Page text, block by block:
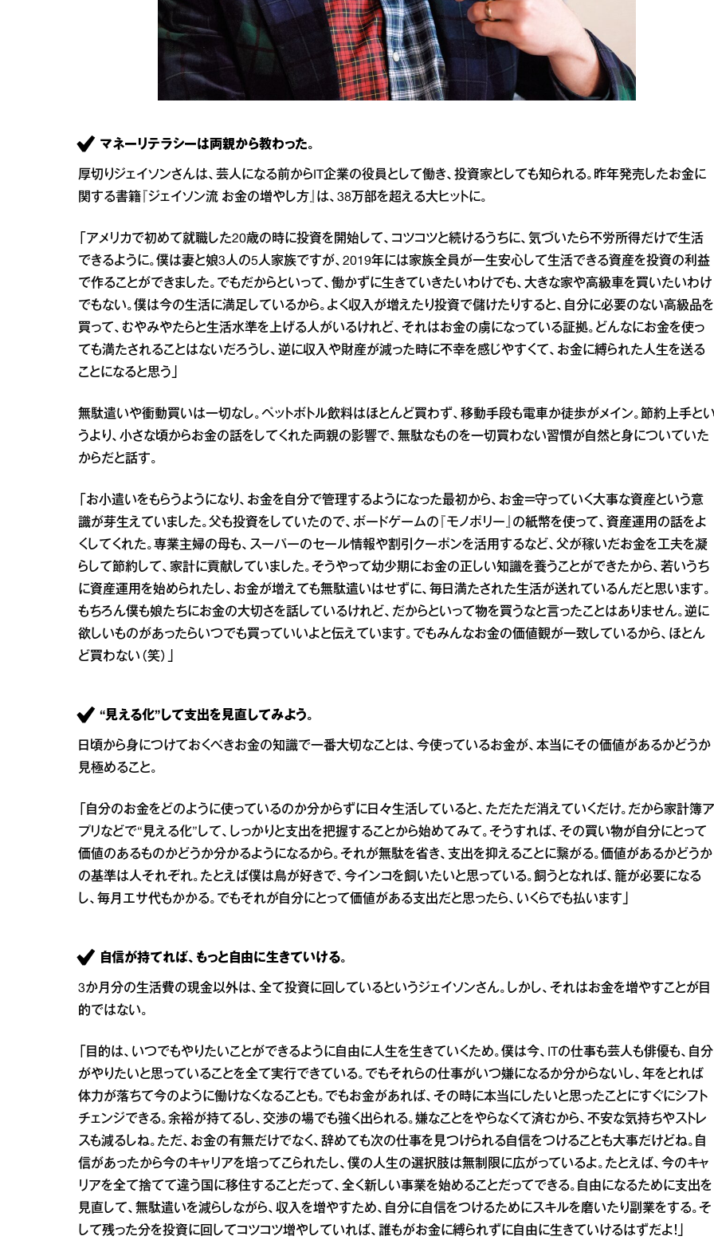
マネーリテラシーは両親から教わった。
厚切りジェイソンさんは、芸人になる前からIT企業の役員として働き、投資家としても知られる。昨年発売したお金に
関する書籍『ジェイソン流 お金の増やし方』は、38万部を超える大ヒットに。
「アメリカで初めて就職した20歳の時に投資を開始して、コツコツと続けるうちに、気づいたら不労所得だけで生活
できるように。僕は妻と娘3人の5人家族ですが、2019年には家族全員が一生安心して生活できる資産を投資の利益
で作ることができました。でもだからといって、働かずに生きていきたいわけでも、大きな家や高級車を買いたいわけ
でもない。僕は今の生活に満足しているから。よく収入が増えたり投資で儲けたりすると、自分に必要のない高級品を
買って、むやみやたらと生活水準を上げる人がいるけれど、それはお金の虜になっている証拠。どんなにお金を使っ
ても満たされることはないだろうし、逆に収入や財産が減った時に不幸を感じやすくて、お金に縛られた人生を送る
ことになると思う」
無駄遣いや衝動買いは一切なし。ペットボトル飲料はほとんど買わず、移動手段も電車か徒歩がメイン。節約上手と
うより、小さな頃からお金の話をしてくれた両親の影響で、無駄なものを一切買わない習慣が自然と身についていた
からだと話す。
「お小遣いをもらうようになり、お金を自分で管理するようになった最初から、お金＝守っていく大事な資産という意
識が芽生えていました。父も投資をしていたので、ボードゲームの『モノポリー』の紙幣を使って、資産運用の話をよ
くしてくれた。専業主婦の母も、スーパーのセール情報や割引クーポンを活用するなど、父が稼いだお金を工夫を凝
らして節約して、家計に貢献していました。そうやって幼少期にお金の正しい知識を養うことができたから、若いうち
に資産運用を始められたし、お金が増えても無駄遣いはせずに、毎日満たされた生活が送れているんだと思います。
もちろん僕も娘たちにお金の大切さを話しているけれど、だからといって物を買うなと言ったことはありません。逆に
欲しいものがあったらいつでも買っていいよと伝えています。でもみんなお金の価値観が一致しているから、ほとん
ど買わない（笑）」
“見える化”して支出を見直してみよう。
日頃から身につけておくべきお金の知識で一番大切なことは、今使っているお金が、本当にその価値があるかどうか
見極めること。
「自分のお金をどのように使っているのか分からずに日々生活していると、ただただ消えていくだけ。だから家計簿ア
プリなどで“見える化”して、しっかりと支出を把握することから始めてみて。そうすれば、その買い物が自分にとって
価値のあるものかどうか分かるようになるから。それが無駄を省き、支出を抑えることに繋がる。価値があるかどうか
の基準は人それぞれ。たとえば僕は鳥が好きで、今インコを飼いたいと思っている。飼うとなれば、籠が必要になる
し、毎月エサ代もかかる。でもそれが自分にとって価値がある支出だと思ったら、いくらでも払います」
自信が持てれば、もっと自由に生きていける。
3か月分の生活費の現金以外は、全て投資に回しているというジェイソンさん。しかし、それはお金を増やすことが目
的ではない。
「目的は、いつでもやりたいことができるように自由に人生を生きていくため。僕は今、ITの仕事も芸人も俳優も、自分
がやりたいと思っていることを全て実行できている。でもそれらの仕事がいつ嫌になるか分からないし、年をとれば
体力が落ちて今のように働けなくなることも。でもお金があれば、その時に本当にしたいと思ったことにすぐにシフト
チェンジできる。余裕が持てるし、交渉の場でも強く出られる。嫌なことをやらなくて済むから、不安な気持ちやストレ
スも減るしね。ただ、お金の有無だけでなく、辞めても次の仕事を見つけられる自信をつけることも大事だけどね。自
信があったから今のキャリアを培ってこられたし、僕の人生の選択肢は無制限に広がっているよ。たとえば、今のキャ
リアを全て捨てて違う国に移住することだって、全く新しい事業を始めることだってできる。自由になるために支出を
見直して、無駄遣いを減らしながら、収入を増やすため、自分に自信をつけるためにスキルを磨いたり副業をする。そ
して残った分を投資に回してコツコツ増やしていれば、誰もがお金に縛られずに自由に生きていけるはずだよ！」